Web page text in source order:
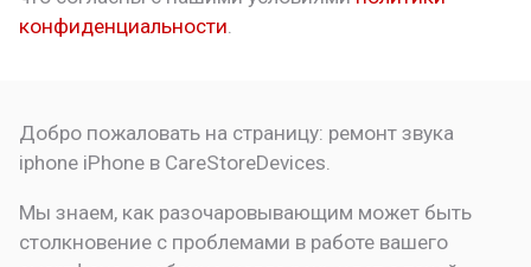
конфиденциальности.
Добро пожаловать на страницу: ремонт звука
iphone iPhone в CareStoreDevices.
Мы знаем, как разочаровывающим может быть
столкновение с проблемами в работе вашего